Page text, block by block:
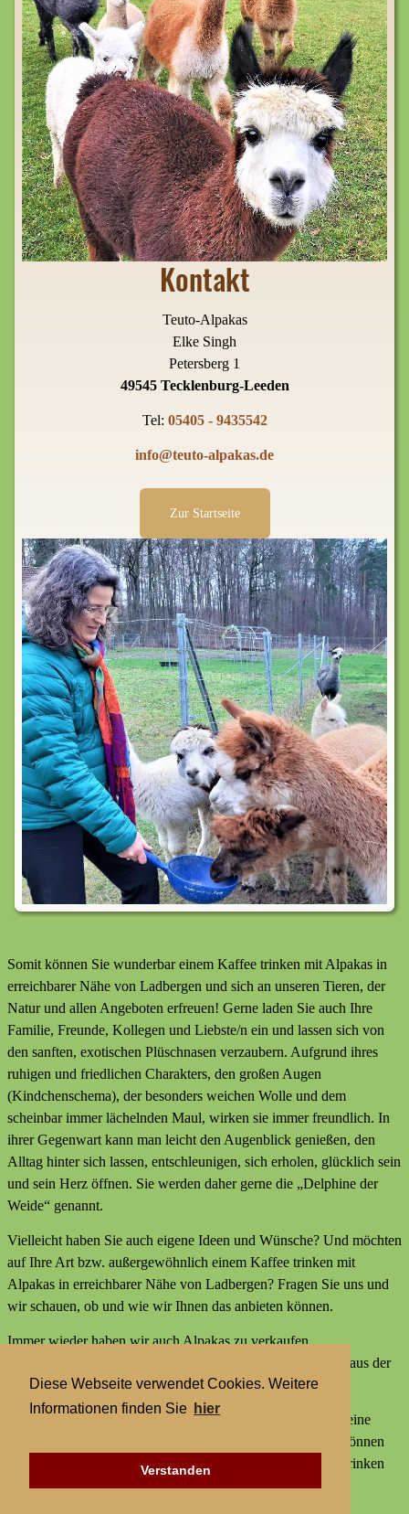
Diese Webseite verwendet Cookies. Weitere
Informationen finden Sie hier
Verstanden
Kontakt
Teuto-Alpakas
Elke Singh
Petersberg 1
49545 Tecklenburg-Leeden
Tel: 05405 - 9435542
info@teuto-alpakas.de
Zur Startseite
Somit können Sie wunderbar einem Kaffee trinken mit Alpakas in
erreichbarer Nähe von Ladbergen und sich an unseren Tieren, der
Natur und allen Angeboten erfreuen! Gerne laden Sie auch Ihre
Familie, Freunde, Kollegen und Liebste/n ein und lassen sich von
den sanften, exotischen Plüschnasen verzaubern. Aufgrund ihres
ruhigen und friedlichen Charakters, den großen Augen
(Kindchenschema), der besonders weichen Wolle und dem
scheinbar immer lächelnden Maul, wirken sie immer freundlich. In
ihrer Gegenwart kann man leicht den Augenblick genießen, den
Alltag hinter sich lassen, entschleunigen, sich erholen, glücklich sein
und sein Herz öffnen. Sie werden daher gerne die „Delphine der
Weide“ genannt.
Vielleicht haben Sie auch eigene Ideen und Wünsche? Und möchten
auf Ihre Art bzw. außergewöhnlich einem Kaffee trinken mit
Alpakas in erreichbarer Nähe von Ladbergen? Fragen Sie uns und
wir schauen, ob und wie wir Ihnen das anbieten können.
Immer wieder haben wir auch Alpakas zu verkaufen,
Alpakaprodukte, z.B. Alpakaseife oder Alpaka-Bettdecken aus der
Wolle unserer Tiere und außerdem kleine Geschenke.
Wir bieten keine externen Aktivitäten mit Alpakas an und keine
Alpaka-Wanderungen. Aber statt einer Alpakawanderung können
Sie bei uns Alpakas Mal anders erleben und einem Kaffee trinken
mit Alpakas in erreichbarer Nähe von Ladbergen.